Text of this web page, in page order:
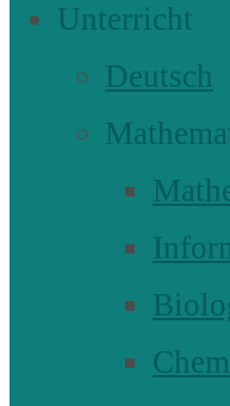
Unterricht
Deutsch